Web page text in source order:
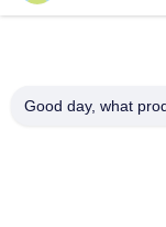
Wisata Pabrik
Good day, what